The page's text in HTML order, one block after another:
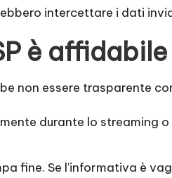
intercettare i dati
è affidabile
non essere trasparente
durante lo streaming
fine. Se l'informativa è